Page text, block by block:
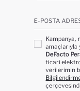
E-POSTA
Kampanya,
DeFacto
ticari
verilerimin